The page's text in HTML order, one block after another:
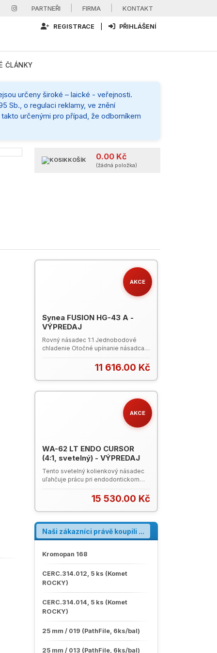
PARTNEŘI FIRMA KONTAKT
REGISTRACE PŘIHLÁŠENÍ
ČLÁNKY
určeny široké – laické - veřejnosti.
Sb., o regulaci reklamy, ve znění
určenými pro případ, že odborníkem
KOŠÍK 0.00 Kč
(žádná položka)
AKCE
Synea FUSION HG-43 A -
VÝPREDAJ
Rovný násadec 1:1 Jednobodové
chladenie Otočné upínanie násadca a
Katalóg W&H 2024 (PDF)11 616.00 Kč
AKCE
WA-62 LT ENDO CURSOR
(4:1, svetelný) - VÝPREDAJ
Tento svetelný kolienkový násadec
uľahčuje prácu pri endodontickom
životnosťou a 1-bodovým chladením.
Používa sa na mechanickú prípravu
koreňového kanálika so spätným
otáčavým pohybom cca 60°.
Používajú sa štandardné ručné
nástroje. Katalóg W&H 2024 (PDF)
15 530.00 Kč
Naši zákazníci právě koupili ...
Kromopan 168
CERC.314.012, 5 ks (Komet
ROCKY)
CERC.314.014, 5 ks (Komet
ROCKY)
25 mm / 019 (PathFile, 6ks/bal)
25 mm / 013 (PathFile, 6ks/bal)